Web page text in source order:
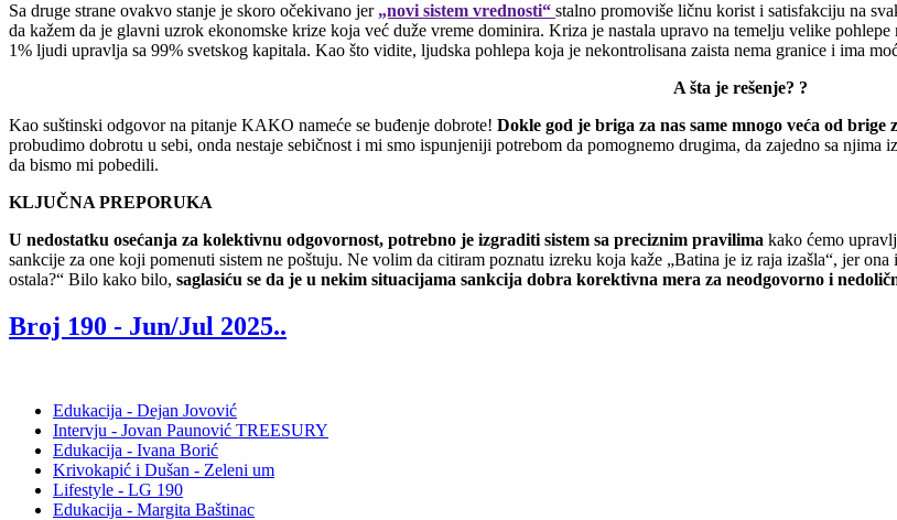
Sa druge strane ovakvo stanje je skoro očekivano jer „novi sistem vrednosti“ stalno promoviše ličnu korist i satisfakciju na
da kažem da je glavni uzrok ekonomske krize koja već duže vreme dominira. Kriza je nastala upravo na temelju velike
1% ljudi upravlja sa 99% svetskog kapitala. Kao što vidite, ljudska pohlepa koja je nekontrolisana zaista nema granice i ima
A šta je rešenje? ?
Kao suštinski odgovor na pitanje KAKO nameće se buđenje dobrote! Dokle god je briga za nas same mnogo veća od
probudimo dobrotu u sebi, onda nestaje sebičnost i mi smo ispunjeniji potrebom da pomognemo drugima, da zajedno sa
da bismo mi pobedili.
KLJUČNA PREPORUKA
U nedostatku osećanja za kolektivnu odgovornost, potrebno je izgraditi sistem sa preciznim pravilima kako ćemo
sankcije za one koji pomenuti sistem ne poštuju. Ne volim da citiram poznatu izreku koja kaže „Batina je iz raja izašla“, jer
ostala?“ Bilo kako bilo, saglasiću se da je u nekim situacijama sankcija dobra korektivna mera za neodgovorno i
Broj 190 - Jun/Jul 2025..
Edukacija - Dejan Jovović
Intervju - Jovan Paunović TREESURY
Edukacija - Ivana Borić
Krivokapić i Dušan - Zeleni um
Lifestyle - LG 190
Edukacija - Margita Baštinac